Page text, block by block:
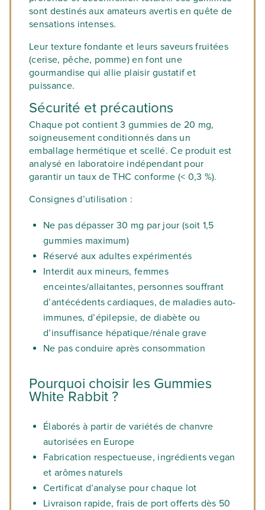
sont destinés aux amateurs avertis en quête de
sensations intenses.
Leur texture fondante et leurs saveurs fruitées
(cerise, pêche, pomme) en font une
gourmandise qui allie plaisir gustatif et
puissance.
Sécurité et précautions
Chaque pot contient3 gummies de 20 mg,
soigneusement conditionnés dans un
emballage hermétique et scellé. Ce produit est
analysé en laboratoire indépendantpour
garantir un taux de THC conforme (< 0,3 %).
Consignes d’utilisation :
Ne pas dépasser30 mg par jour (soit 1,5
gummies maximum)
Réservé aux adultes expérimentés
Interdit aux mineurs, femmes
enceintes/allaitantes, personnes souffrant
d’antécédents cardiaques, de maladies auto-
immunes, d’épilepsie, de diabète ou
d’insuffisance hépatique/rénale grave
Ne pas conduire après consommation
Pourquoi choisir les Gummies
White Rabbit ?
Élaborés à partir de variétés de chanvre
autorisées en Europe
Fabrication respectueuse, ingrédients vegan
et arômes naturels
Certificat d’analyse pour chaque lot
Livraison rapide, frais de port offerts dès 50